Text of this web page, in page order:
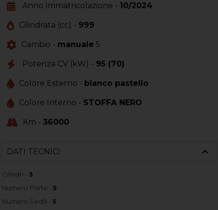
Anno Immatricolazione - 10/2024
Cilindrata (cc) - 999
Cambio - manuale 5
Potenza CV (kW) - 95 (70)
Colore Esterno - bianco pastello
Colore Interno - STOFFA NERO
Km - 36000
DATI TECNICI
Cilindri - 3
Numero Porte -5
Numero Sedili -5